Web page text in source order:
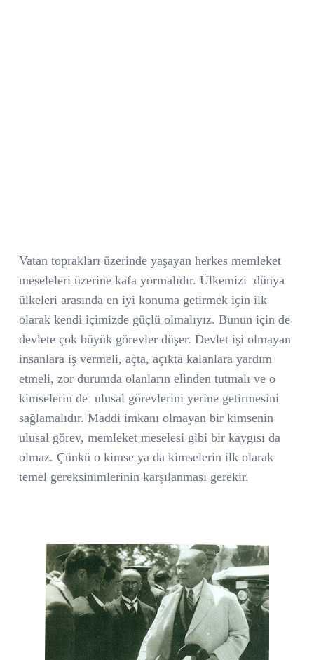
Vatan toprakları üzerinde yaşayan herkes memleket
meseleleri üzerine kafa yormalıdır. Ülkemizi dünya
ülkeleri arasında en iyi konuma getirmek için ilk
olarak kendi içimizde güçlü olmalıyız. Bunun için de
devlete çok büyük görevler düşer. Devlet işi olmayan
insanlara iş vermeli, açta, açıkta kalanlara yardım
etmeli, zor durumda olanların elinden tutmalı ve o
kimselerin de ulusal görevlerini yerine getirmesini
sağlamalıdır. Maddi imkanı olmayan bir kimsenin
ulusal görev, memleket meselesi gibi bir kaygısı da
olmaz. Çünkü o kimse ya da kimselerin ilk olarak
temel gereksinimlerinin karşılanması gerekir.